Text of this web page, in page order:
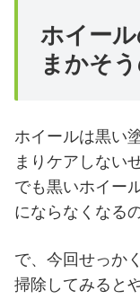
ホイー
まかそ
ホイールは黒い
まりケアしない
でも黒いホイー
にならなくなる
で、今回せっか
掃除してみると